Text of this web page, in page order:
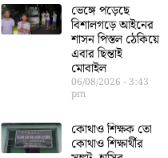
ভেঙ্গে পড়েছে
বিশালগড়ে আইনের
শাসন পিস্তল ঠেকিয়ে
এবার ছিন্তাই
মোবাইল
06/08/2026 3:43
pm
কোথাও শিক্ষক তো
কোথাও শিক্ষার্থীর